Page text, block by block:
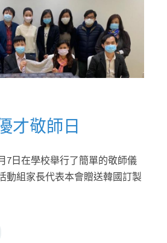
才敬師日
7日在學校舉行了簡單的敬師儀
動組家長代表本會贈送韓國訂製